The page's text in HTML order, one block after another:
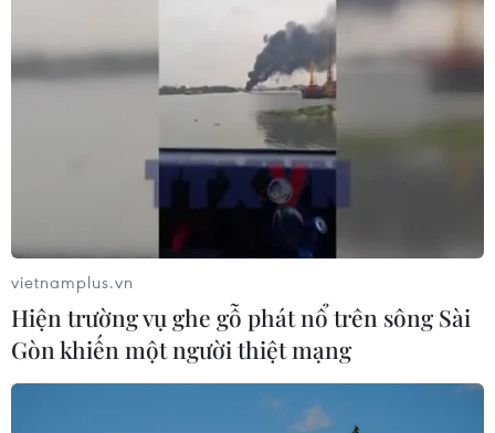
vietnamplus.vn
Hiện trường vụ ghe gỗ phát nổ trên sông Sài
Gòn khiến một người thiệt mạng